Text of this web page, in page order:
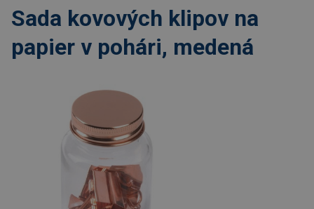
Sada kovových klipov na
papier v pohári, medená